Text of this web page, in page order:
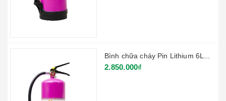
Bình chữa cháy Pin Lithium 6L...
2.850.000₫